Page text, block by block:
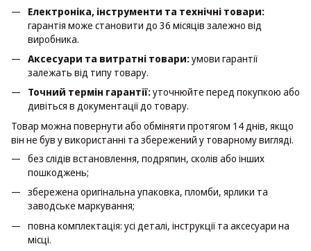
Електроніка, інструменти та технічні товари:
гарантія може становити до 36 місяців залежно від
виробника.
Аксесуари та витратні товари:умови гарантії
залежать від типу товару.
Точний термін гарантії:уточнюйте перед покупкою або
дивіться в документації до товару.
Товар можна повернути або обміняти протягом 14 днів, якщо
він не був у використанні та збережений у товарному вигляді.
без слідів встановлення, подряпин, сколів або інших
пошкоджень;
збережена оригінальна упаковка, пломби, ярлики та
заводське маркування;
повна комплектація: усі деталі, інструкції та аксесуари на
місці.